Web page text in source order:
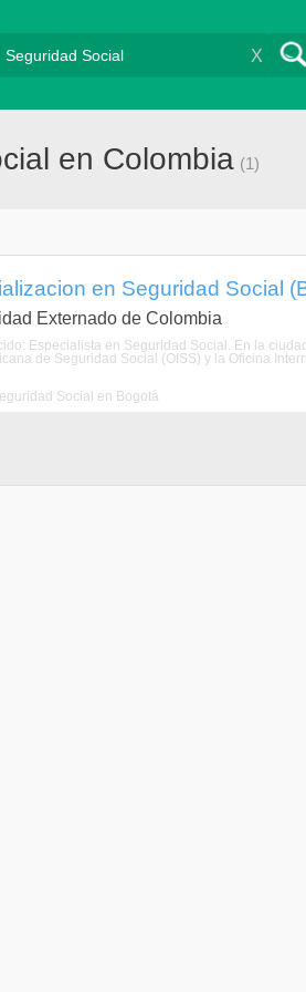
X
en Colombia (1)
en Seguridad Social
Externado de Colombia
Especialista en Seguridad Social. En la
de Seguridad Social (OISS) y la Oficina
Social en Bogotá